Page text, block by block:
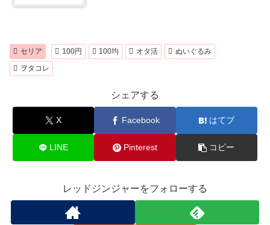
セリア 100円 100均 オタ活
ぬいぐるみ
ヲタコレ
シェアする
X Facebook はてブ
LINE Pinterest コピー
レッドジンジャーをフォローする